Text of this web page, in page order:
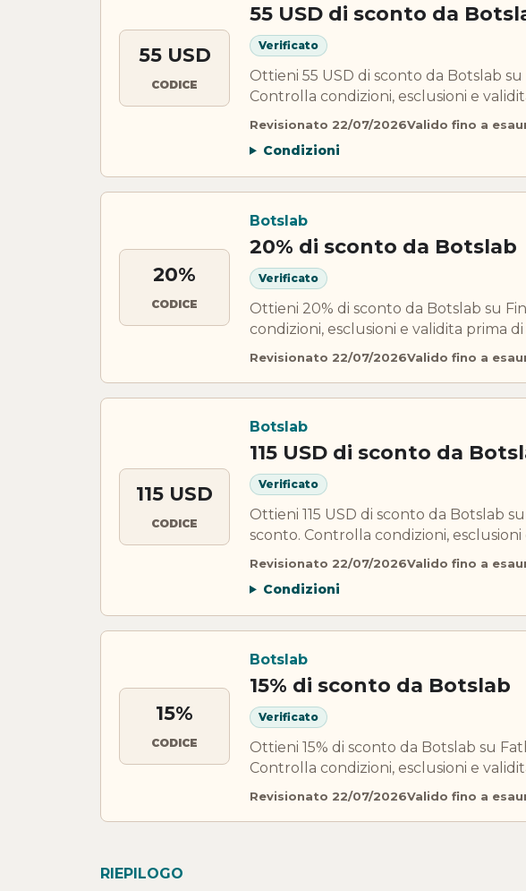
55 USD
CODICE
55 USD di sconto da
Verificato
Ottieni 55 USD di sconto da Botslab
Controlla condizioni, esclusioni e
Revisionato 22/07/2026Valido fino a
Condizioni
20%
CODICE
Botslab
20% di sconto da Botslab
Verificato
Ottieni 20% di sconto da Botslab su
condizioni, esclusioni e validita prima
Revisionato 22/07/2026Valido fino a
115 USD
CODICE
Botslab
115 USD di sconto da
Verificato
Ottieni 115 USD di sconto da Botslab
sconto. Controlla condizioni,
Revisionato 22/07/2026Valido fino a
Condizioni
15%
CODICE
Botslab
15% di sconto da Botslab
Verificato
Ottieni 15% di sconto da Botslab su
Controlla condizioni, esclusioni e
Revisionato 22/07/2026Valido fino a
RIEPILOGO